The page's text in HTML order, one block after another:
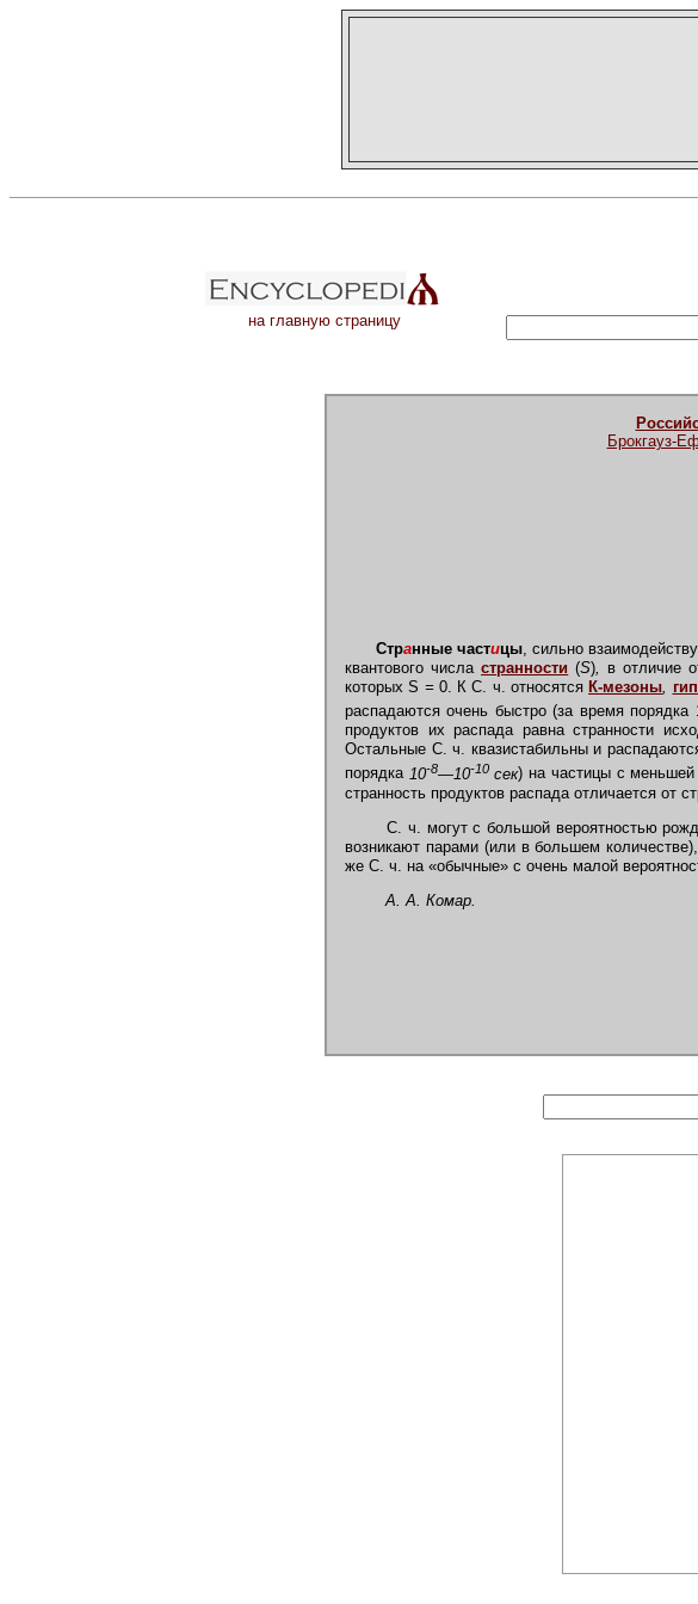
на главную страницу
Брокгауз-
Странные частицы, сильно
квантового числастранности (S), в отличие
которых S =0. К С. ч. относятся К-мезоны,
распадаются очень быстро (за время порядка
продуктов их распада равна странности
Остальные С. ч. квазистабильны и
порядка 10-8—10-10сек) на частицы с
странность продуктов распада отличается от
С. ч. могут с большой вероятностью
возникают парами (или в большем
же С. ч. на «обычные» с очень малой
А. А. Комар.